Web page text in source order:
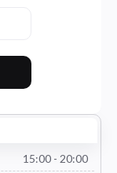
15:00 - 20:00